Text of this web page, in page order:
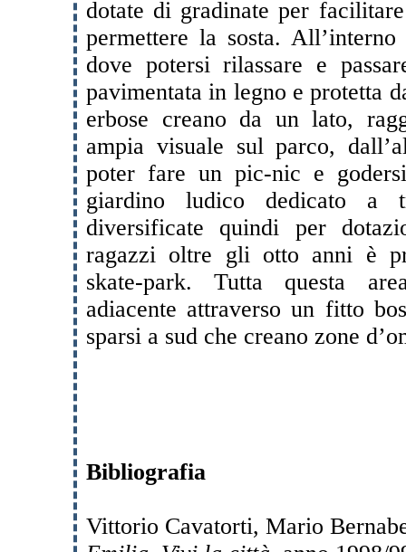
dotate di gradinate per
permettere la sosta.
dove potersi rilassare e
pavimentata in legno e protetta
erbose creano da un lato,
ampia visuale sul parco,
poter fare un pic-nic e
giardino ludico dedicato a
diversificate quindi per
ragazzi oltre gli otto anni è
skate-park. Tutta questa
adiacente attraverso un fitto
sparsi a sud che creano zone
Bibliografia
Vittorio Cavatorti, Mario